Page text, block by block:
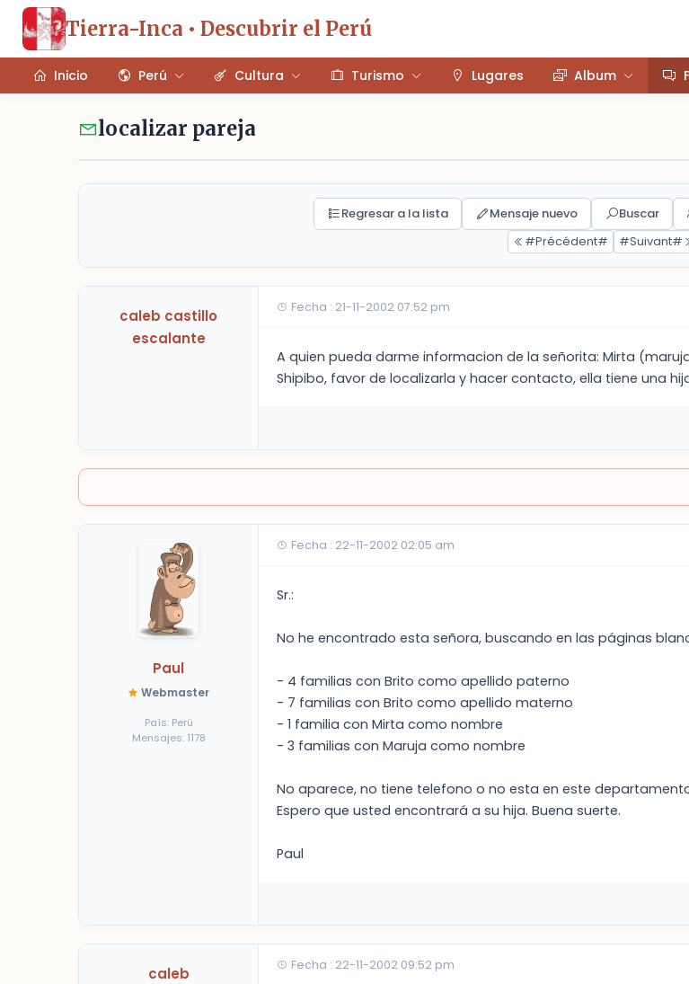
Tierra-Inca • Descubrir el Perú
Inicio Perú Cultura Turismo Lugares Album
localizar pareja
Regresar a la lista Mensaje nuevo Buscar
#Précédent#
#Suivant#
caleb castillo
escalante
Fecha : 21-11-2002 07:52 pm
A quien pueda darme informacion de la señorita: Mirta
Shipibo, favor de localizarla y hacer contacto, ella tiene una
Paul
Webmaster
País: Perú
Mensajes: 1178
Fecha : 22-11-2002 02:05 am
Sr.:
No he encontrado esta señora, buscando en las páginas
- 4 familias con Brito como apellido paterno
- 7 familias con Brito como apellido materno
- 1 familia con Mirta como nombre
- 3 familias con Maruja como nombre
No aparece, no tiene telefono o no esta en este
Espero que usted encontrará a su hija. Buena suerte.
Paul
caleb Fecha : 22-11-2002 09:52 pm